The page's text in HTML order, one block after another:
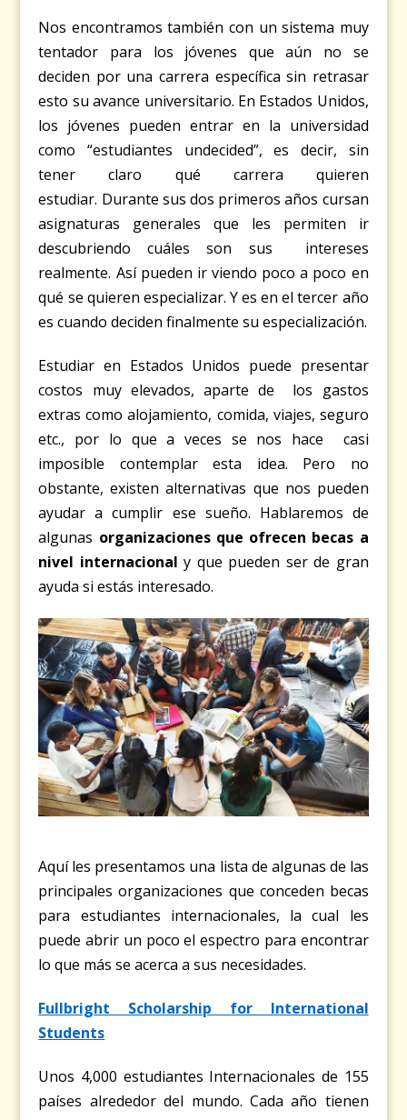
Nos encontramos también con un sistema muy
tentador para los jóvenes que aún no se
deciden por una carrera específica sin retrasar
esto su avance universitario. En Estados Unidos,
los jóvenes pueden entrar en la universidad
como “estudiantes undecided”, es decir, sin
tener claro qué carrera quieren
estudiar. Durante sus dos primeros años cursan
asignaturas generales que les permiten ir
descubriendo cuáles son sus intereses
realmente. Así pueden ir viendo poco a poco en
qué se quieren especializar. Y es en el tercer año
es cuando deciden finalmente su especialización.
Estudiar en Estados Unidos puede presentar
costos muy elevados, aparte de los gastos
extras como alojamiento, comida, viajes, seguro
etc., por lo que a veces se nos hace casi
imposible contemplar esta idea. Pero no
obstante, existen alternativas que nos pueden
ayudar a cumplir ese sueño. Hablaremos de
algunas organizaciones que ofrecen becas a
nivel internacional y que pueden ser de gran
ayuda si estás interesado.
Aquí les presentamos una lista de algunas de las
principales organizaciones que conceden becas
para estudiantes internacionales, la cual les
puede abrir un poco el espectro para encontrar
lo que más se acerca a sus necesidades.
Fullbright Scholarship for International
Students
Unos 4,000 estudiantes Internacionales de 155
países alrededor del mundo. Cada año tienen